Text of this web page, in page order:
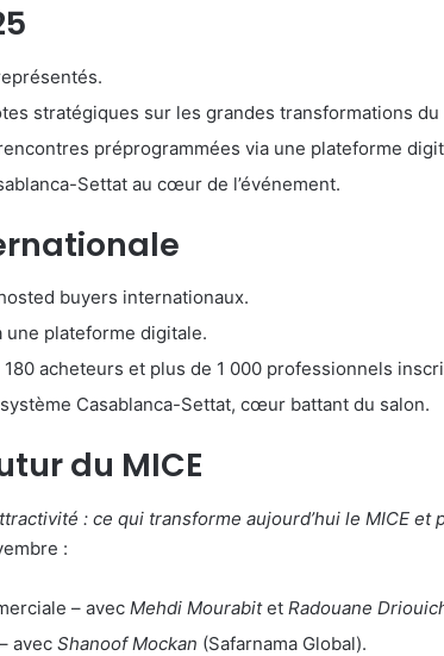
stratégiques sur les grandes transformations du
préprogrammées via une plateforme
Settat au cœur de l’événement.
buyers internationaux.
plateforme digitale.
acheteurs et plus de 1 000 professionnels
Casablanca-Settat, cœur battant du salon.
du MICE
: ce qui transforme aujourd’hui le MICE et
:
– avec Mehdi Mourabitet Radouane
avec Shanoof Mockan (Safarnama Global).